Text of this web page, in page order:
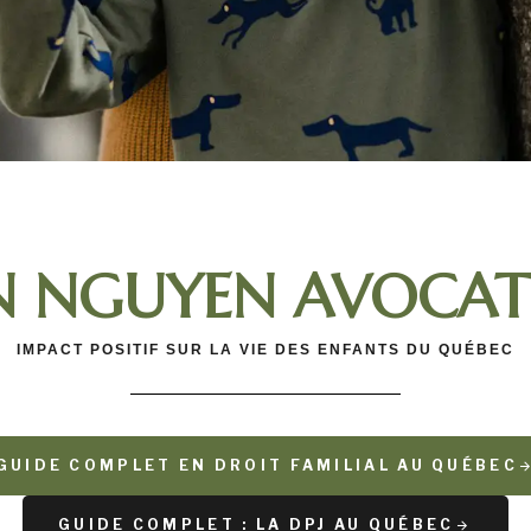
NGUYEN
IMPACT POSITIF SUR LA VIE DES ENFANTS DU QUÉBEC
COMPLET EN DROIT FAMILIAL AU QUÉBEC
GUIDE COMPLET : LA DPJ AU QUÉBEC